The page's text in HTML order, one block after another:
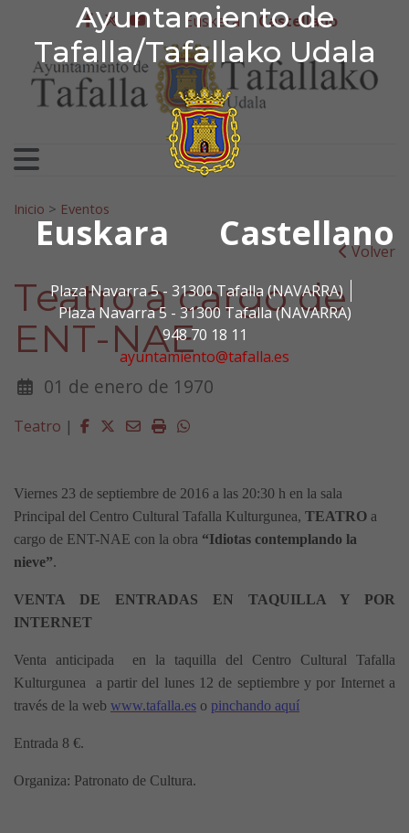
Ayuntamiento de
Tafalla/Tafallako Udala
Euskara Castellano
Plaza Navarra 5 - 31300 Tafalla (NAVARRA)
Plaza Navarra 5 - 31300 Tafalla (NAVARRA)
948 70 18 11
ayuntamiento@tafalla.es
Ir al contenido
Ayuntamiento de
facebook
twitter
youtube
Euskera Castellano
Search for:
Inicio > Eventos
Volver
Teatro a cargo de
ENT-NAE
01 de enero de 1970
Teatro | Facebook
Twitter
EmailImprimirWhatsapp
Viernes 23 de septiembre de 2016 a las 20:30 h en la sala
Principal del Centro Cultural Tafalla Kulturgunea, TEATRO a
cargo de ENT-NAE con la obra “Idiotas contemplando la
nieve”.
VENTA DE ENTRADAS EN TAQUILLA Y POR
INTERNET
Venta anticipada en
la taquilla del Centro Cultural Tafalla
Kulturgunea
a partir del lunes 12 de septiembre y por Internet a
través de la web www.tafalla.es o pinchando aquí
Entrada 8 €.
Organiza: Patronato de Cultura.